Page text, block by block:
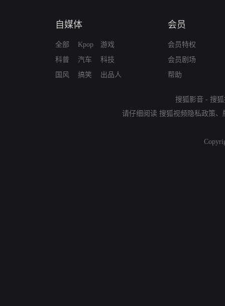
自媒体
全部
科普
国风
Kpop
汽车
搞笑
游戏
科技
出品人
会员
会员特权
会员剧场
帮助
搜狐影音 - 搜
请仔细阅读 搜狐视频隐私政策、